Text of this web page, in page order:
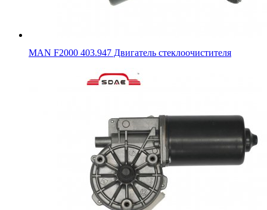
MAN F2000 403.947 Двигатель стеклоочистителя